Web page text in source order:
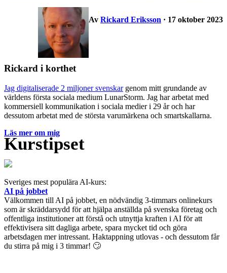
Av Rickard Eriksson · 17 oktober 2023
Rickard i korthet
Jag digitaliserade 2 miljoner svenskargenom mitt grundande av
världens första sociala medium LunarStorm. Jag har arbetat med
kommersiell kommunikation i sociala medier i 29 år och har
dessutom arbetat med de största varumärkena och smartskallarna.
Läs mer om mig
Kurstipset
Sveriges mest populära AI-kurs:
AI på jobbet
Välkommen till AI på jobbet, en nödvändig 3-timmars onlinekurs
som är skräddarsydd för att hjälpa anställda på svenska företag och
offentliga institutioner att förstå och utnyttja kraften i AI för att
effektivisera sitt dagliga arbete, spara mycket tid och göra
arbetsdagen mer intressant. Haktappning utlovas - och dessutom får
du stirra på mig i 3 timmar! 🙄